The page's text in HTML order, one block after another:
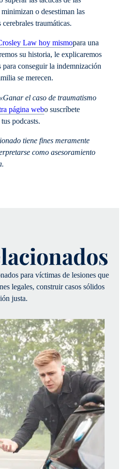
o desestiman las
traumáticas.
Law hoy mismopara una
su historia, le explicaremos
para conseguir la indemnización
se merecen.
«Ganar el caso de traumatismo
página webo suscríbete
podcasts.
tiene fines meramente
como asesoramiento
para víctimas de lesiones que
legales, construir casos sólidos
justa.